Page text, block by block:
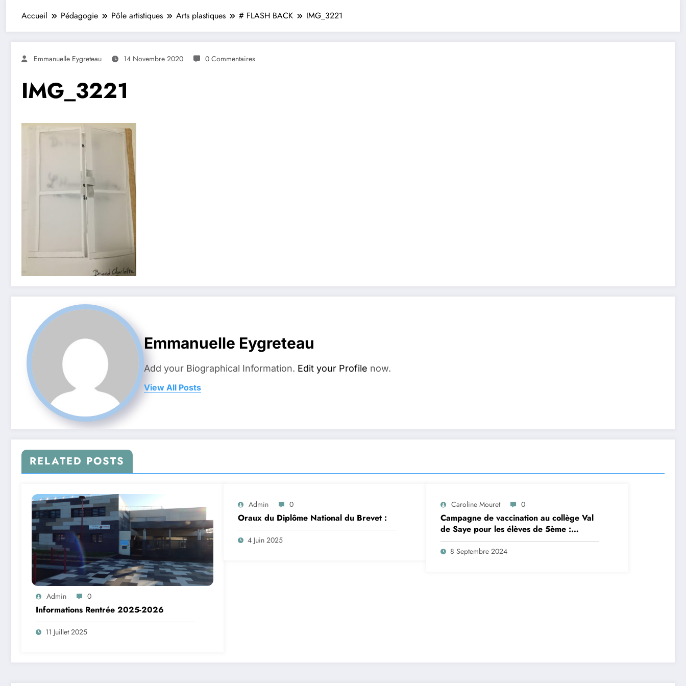
Accueil Pédagogie Pôle artistiques Arts plastiques # FLASH BACK IMG_3221
Emmanuelle Eygreteau 14 Novembre 2020 0 Commentaires
IMG_3221
Emmanuelle Eygreteau
Add your Biographical Information. Edit your Profile now.
View All Posts
RELATED POSTS
Admin 0
Informations Rentrée 2025-2026
11 Juillet 2025
Admin 0
Oraux du Diplôme National du Brevet :
4 Juin 2025
Caroline Mouret 0
Campagne de vaccination au collège Val
de Saye pour les élèves de 5ème :
inscription en ligne avant le 28
septembre 2024
8 Septembre 2024